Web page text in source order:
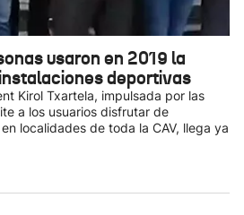
usaron en 2019 la
deportivas
Kirol Txartela, impulsada por las
a los usuarios disfrutar de
localidades de toda la CAV, llega ya